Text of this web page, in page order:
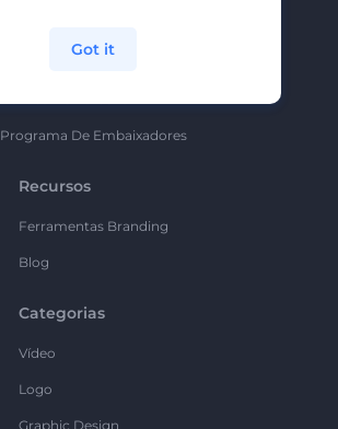
Programa De Embaixadores
Recursos
Ferramentas Branding
Blog
Categorias
Vídeo
Logo
Graphic Design
Got it